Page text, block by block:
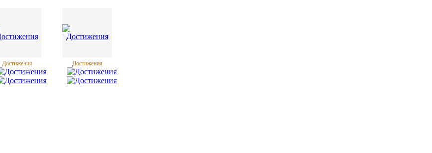
Достижения Достижения